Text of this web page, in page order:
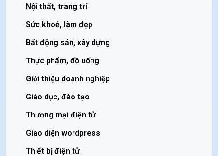
Nội thất, trang trí
Sức khoẻ, làm đẹp
Bất động sản, xây dựng
Thực phẩm, đồ uống
Giới thiệu doanh nghiệp
Giáo dục, đào tạo
Thương mại điện tử
Giao diện wordpress
Thiết bị điện tử